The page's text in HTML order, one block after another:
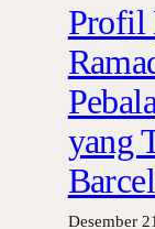
Profil
yang
Desember